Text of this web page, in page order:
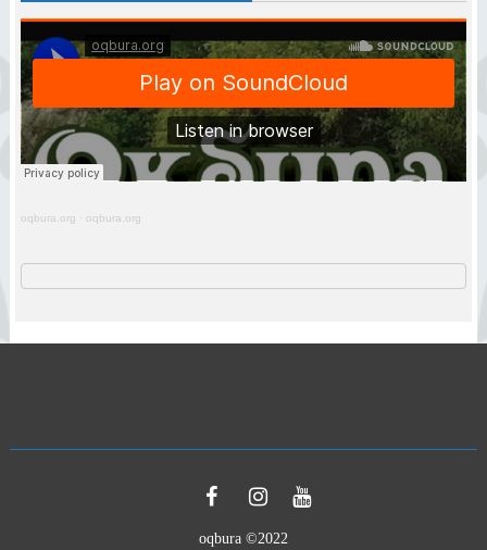
oqbura.org · oqbura.org
oqbura ©2022